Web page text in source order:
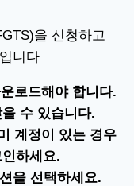
을 신청하고
니다
로드해야 합니다.
수 있습니다.
계정이 있는 경우
하세요.
을 선택하세요.